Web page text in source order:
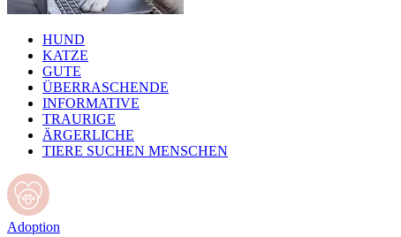
HUND
KATZE
GUTE
ÜBERRASCHENDE
INFORMATIVE
TRAURIGE
ÄRGERLICHE
TIERE SUCHEN MENSCHEN
Adoption